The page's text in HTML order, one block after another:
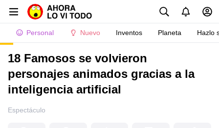
Personal Nuevo Inventos Planeta Hazlo
18 Famosos se volvieron
personajes animados gracias a la
inteligencia artificial
Espectáculo